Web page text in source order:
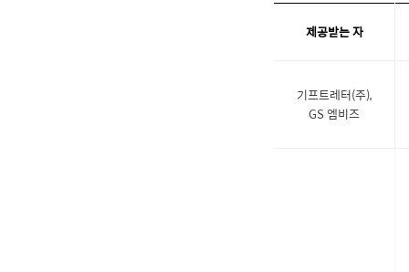
제공받는 자
기프트레터(주),
GS 엠비즈